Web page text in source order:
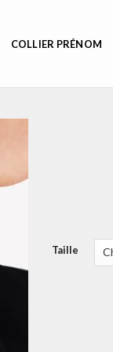
COLLIER PRÉNOM
Taille